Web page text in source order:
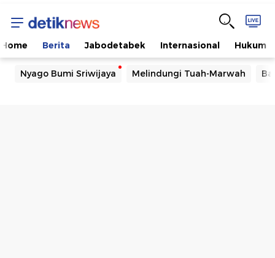
Home Berita Jabodetabek Internasional Hukum
Nyago Bumi Sriwijaya Melindungi Tuah-Marwah